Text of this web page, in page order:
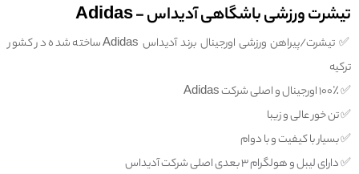
تیشرت ورزشی باشگاهی آدیداس - Adidas
✅️ تیشرت/پیراهن ورزشی اورجینال برند آدیداس Adidas ساخته شده در کشور
ترکیه
✅️ ۱۰۰٪ اورجینال و اصلی شرکت Adidas
✅️ تن خور عالی و زیبا
✅️ بسیار با کیفیت و با دوام
✅️ دارای لیبل و هولگرام ۳ بعدی اصلی شرکت آدیداس